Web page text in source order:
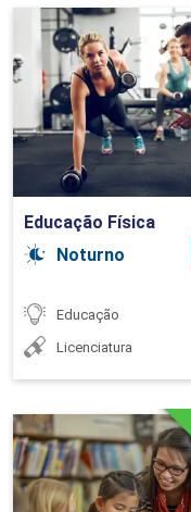
Educação Física
Noturno
Educação
Licenciatura
Detalhes
Ir para
Alfabetização: